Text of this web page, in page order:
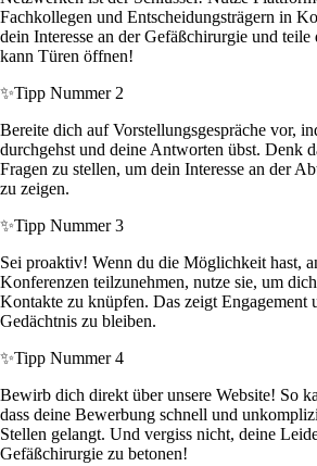
Fachkollegen und Entscheidungsträgern in
dein Interesse an der Gefäßchirurgie und
kann Türen öffnen!
✨Tipp Nummer 2
Bereite dich auf Vorstellungsgespräche vor,
durchgehst und deine Antworten übst. Denk
Fragen zu stellen, um dein Interesse an der
zu zeigen.
✨Tipp Nummer 3
Sei proaktiv! Wenn du die Möglichkeit hast,
Konferenzen teilzunehmen, nutze sie, um
Kontakte zu knüpfen. Das zeigt Engagement
Gedächtnis zu bleiben.
✨Tipp Nummer 4
Bewirb dich direkt über unsere Website! So
dass deine Bewerbung schnell und
Stellen gelangt. Und vergiss nicht, deine
Gefäßchirurgie zu betonen!